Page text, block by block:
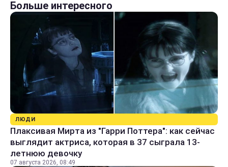
Больше интересного
ЛЮДИ
Плаксивая Мирта из "Гарри Поттера": как сейчас
выглядит актриса, которая в 37 сыграла 13-
летнюю девочку
07 августа 2026, 08:49